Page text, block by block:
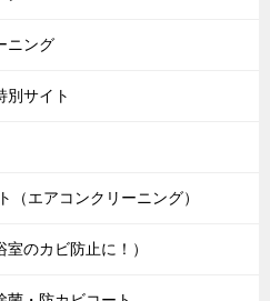
ニング
別サイト
（エアコンクリーニング）
のカビ防止に！）